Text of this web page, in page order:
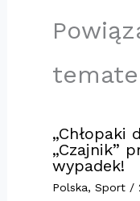
„Chłopaki
„Czajnik”
wypadek!
Polska, Sport/